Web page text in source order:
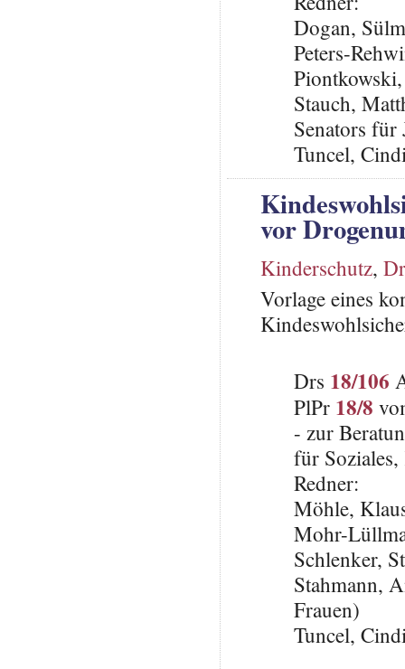
Dogan,
Peters-
Stauch,
Senators für
Tuncel,
vor
Kinderschutz,
Vorlage eines
Drs 18/106
PlPr 18/8
- zur
für
Redner:
Möhle,
Mohr-
Schlenker,
Stahmann,
Frauen)
Tuncel,